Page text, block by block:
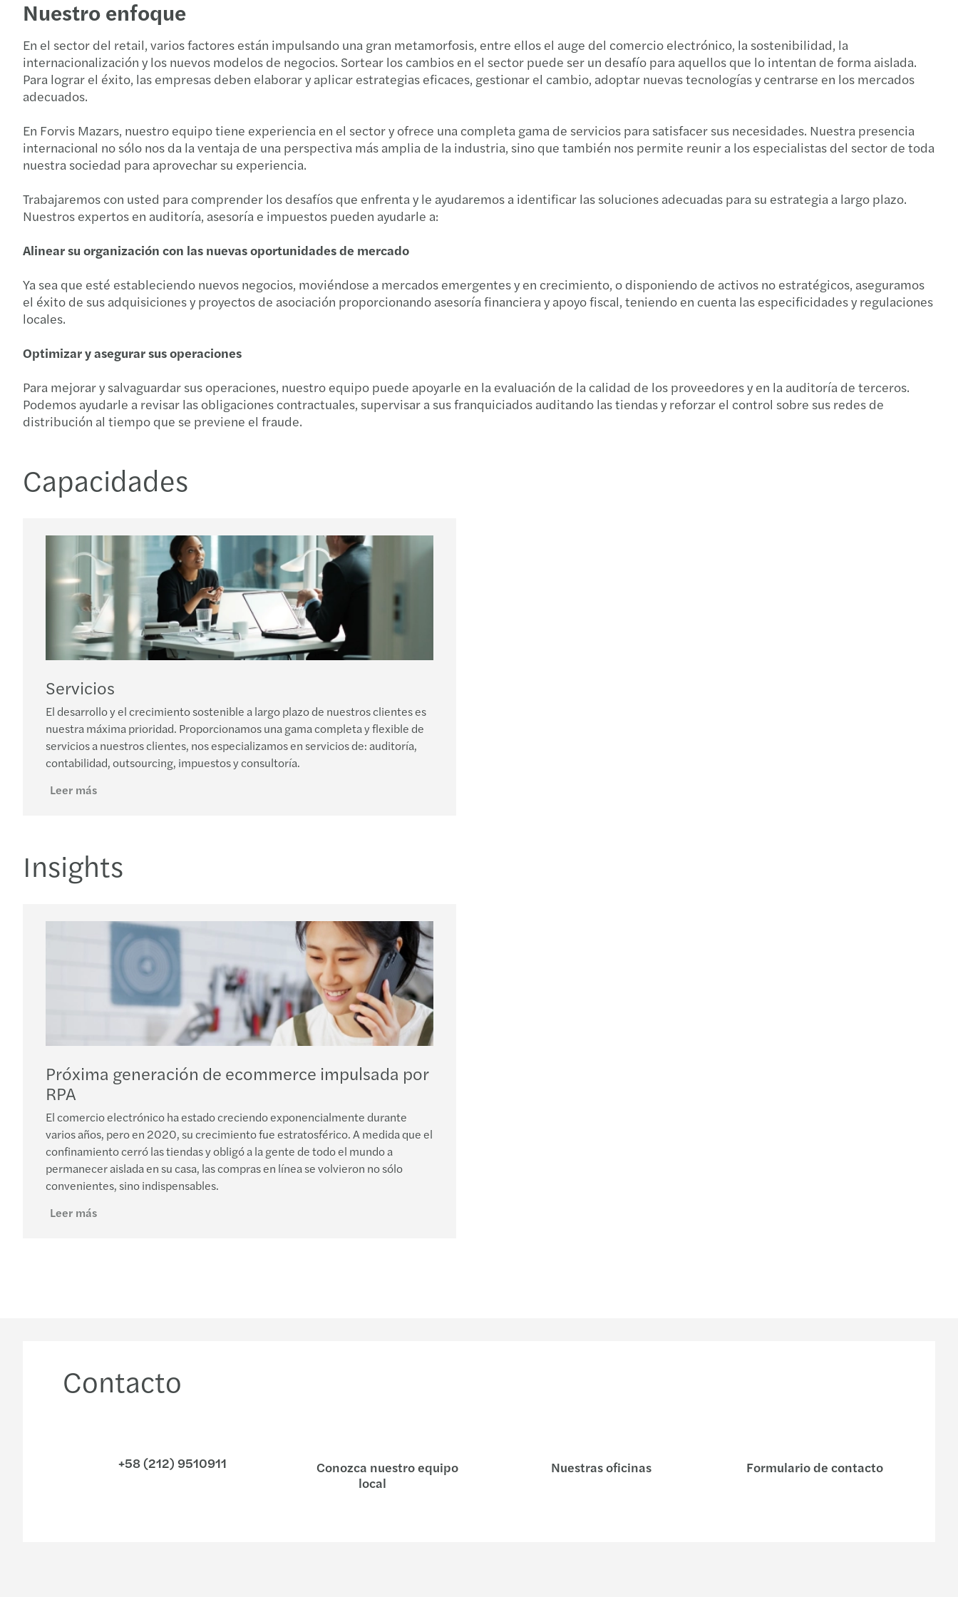
Nueva ley para las ONG y OSFL
Calendario de SPE y AR
Resumen de Gacetas Oficiales del 07 al 21-08-2024
Se fija en 0% la alícuota del IGTF
InfoMazars 03-2024
InfoMazars 15-2023
GAFI publica resultados de su plenaria de oct-2023
Nuestro enfoque
En el sector del retail, varios factores están impulsando una gran metamorfosis, entre ellos el auge del comercio electrónico, la sostenibilidad, la
internacionalización y los nuevos modelos de negocios. Sortear los cambios en el sector puede ser un desafío para aquellos que lo intentan de forma aislada.
Para lograr el éxito, las empresas deben elaborar y aplicar estrategias eficaces, gestionar el cambio, adoptar nuevas tecnologías y centrarse en los mercados
adecuados.
En Forvis Mazars, nuestro equipo tiene experiencia en el sector y ofrece una completa gama de servicios para satisfacer sus necesidades. Nuestra presencia
internacional no sólo nos da la ventaja de una perspectiva más amplia de la industria, sino que también nos permite reunir a los especialistas del sector de toda
nuestra sociedad para aprovechar su experiencia.
Trabajaremos con usted para comprender los desafíos que enfrenta y le ayudaremos a identificar las soluciones adecuadas para su estrategia a largo plazo.
Nuestros expertos en auditoría, asesoría e impuestos pueden ayudarle a:
Alinear su organización con las nuevas oportunidades de mercado
Ya sea que esté estableciendo nuevos negocios, moviéndose a mercados emergentes y en crecimiento, o disponiendo de activos no estratégicos, aseguramos
el éxito de sus adquisiciones y proyectos de asociación proporcionando asesoría financiera y apoyo fiscal, teniendo en cuenta las especificidades y regulaciones
locales.
Optimizar y asegurar sus operaciones
Para mejorar y salvaguardar sus operaciones, nuestro equipo puede apoyarle en la evaluación de la calidad de los proveedores y en la auditoría de terceros.
Podemos ayudarle a revisar las obligaciones contractuales, supervisar a sus franquiciados auditando las tiendas y reforzar el control sobre sus redes de
distribución al tiempo que se previene el fraude.
Capacidades
Servicios
El desarrollo y el crecimiento sostenible a largo plazo de nuestros clientes es
nuestra máxima prioridad. Proporcionamos una gama completa y flexible de
servicios a nuestros clientes, nos especializamos en servicios de: auditoría,
contabilidad, outsourcing, impuestos y consultoría.
Leer más
Insights
Próxima generación de ecommerce impulsada por
RPA
El comercio electrónico ha estado creciendo exponencialmente durante
varios años, pero en 2020, su crecimiento fue estratosférico. A medida que el
confinamiento cerró las tiendas y obligó a la gente de todo el mundo a
permanecer aislada en su casa, las compras en línea se volvieron no sólo
convenientes, sino indispensables.
Leer más
Contacto
+58 (212) 9510911
Conozca nuestro equipo
local
Nuestras oficinas Formulario de contacto